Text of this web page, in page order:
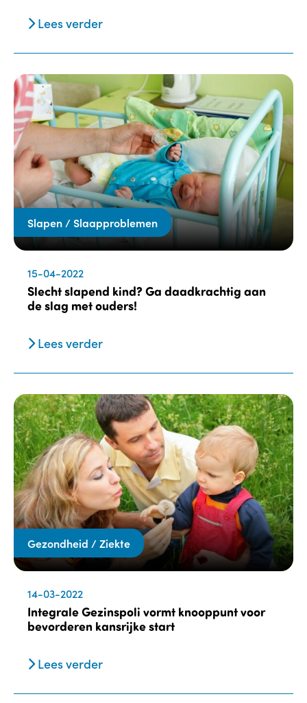
Lees verder
Slapen / Slaapproblemen
15-04-2022
Slecht slapend kind? Ga daadkrachtig aan
de slag met ouders!
Lees verder
Gezondheid / Ziekte
14-03-2022
Integrale Gezinspoli vormt knooppunt voor
bevorderen kansrijke start
Lees verder